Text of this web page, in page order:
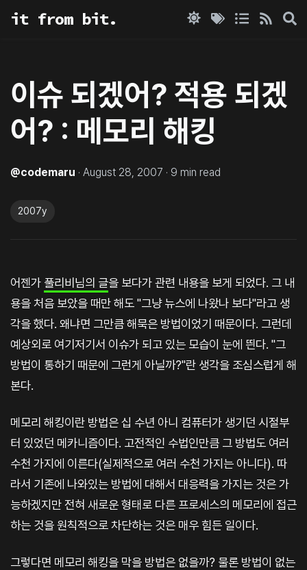
it from bit.
이슈 되겠어? 적용 되겠
어? : 메모리 해킹
@codemaru · August 28, 2007 · 9 min read
2007y
어젠가 풀리비님의 글을 보다가 관련 내용을 보게 되었다. 그 내
용을 처음 보았을 때만 해도 "그냥 뉴스에 나왔나 보다"라고 생
각을 했다. 왜냐면 그만큼 해묵은 방법이었기 때문이다. 그런데
예상외로 여기저기서 이슈가 되고 있는 모습이 눈에 띈다. "그
방법이 통하기 때문에 그런게 아닐까?"란 생각을 조심스럽게 해
본다.
메모리 해킹이란 방법은 십 수년 아니 컴퓨터가 생기던 시절부
터 있었던 메카니즘이다. 고전적인 수법인만큼 그 방법도 여러
수천 가지에 이른다(실제적으로 여러 수천 가지는 아니다). 따
라서 기존에 나와있는 방법에 대해서 대응력을 가지는 것은 가
능하겠지만 전혀 새로운 형태로 다른 프로세스의 메모리에 접근
하는 것을 원칙적으로 차단하는 것은 매우 힘든 일이다.
그렇다면 메모리 해킹을 막을 방법은 없을까? 물론 방법이 없는